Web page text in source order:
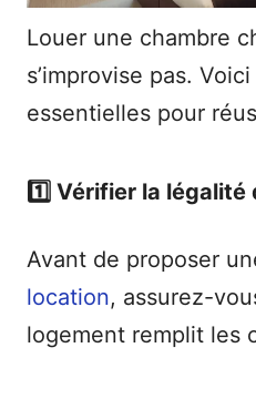
Louer une chambre
s’improvise pas.
essentielles pour
1️⃣ Vérifier la
Avant de proposer
location, assurez-
logement remplit les